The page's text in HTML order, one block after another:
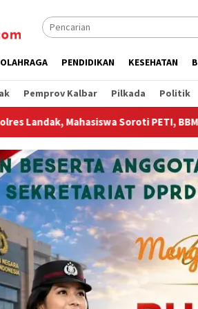
OLAHRAGA PENDIDIKAN KESEHATAN
Pemprov Kalbar Pilkada Politik
BBM Hingga Knalpot Brong